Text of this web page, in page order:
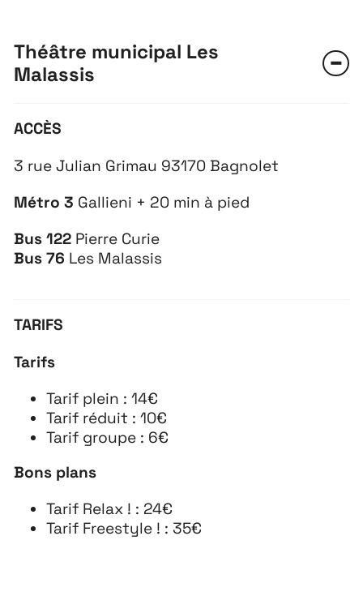
Théâtre municipal Les
Malassis
ACCÈS
3 rue Julian Grimau 93170 Bagnolet
Métro 3 Gallieni + 20 min à pied
Bus 122 Pierre Curie
Bus 76 Les Malassis
TARIFS
Tarifs
Tarif plein : 14€
Tarif réduit : 10€
Tarif groupe : 6€
Bons plans
Tarif Relax ! : 24€
Tarif Freestyle ! : 35€